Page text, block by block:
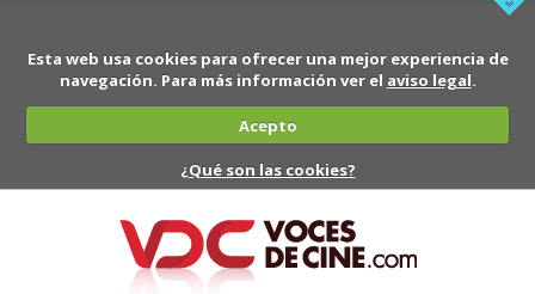
Esta web usa cookies para ofrecer una mejor experiencia de
navegación. Para más información ver el aviso legal.
Acepto
¿Qué son las cookies?